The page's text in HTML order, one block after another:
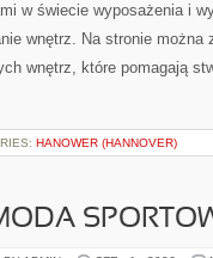
w świecie wyposażenia i
wnętrz. Na stronie
wnętrz, które pomagają
HANOWER (HANNOVER)